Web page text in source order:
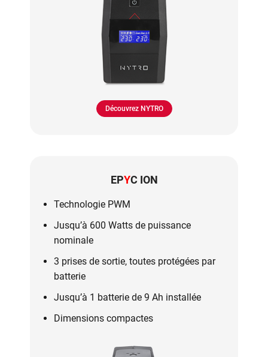
Découvrez NYTRO
EPYC ION
Technologie PWM
Jusqu’à 600 Watts de puissance
nominale
3 prises de sortie, toutes protégées par
batterie
Jusqu’à 1 batterie de 9 Ah installée
Dimensions compactes